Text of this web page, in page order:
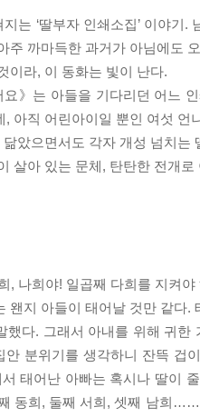
는 ‘딸부자 인쇄소집’ 이야
주 까마득한 과거가 아님에도
이라, 이 동화는 빛이 난다.
요》는 아들을 기다리던 어느
, 아직 어린아이일 뿐인 여섯
았으면서도 각자 개성 넘치
살아 있는 문체, 탄탄한 전개
, 나희야! 일곱째 다희를 지켜야
왠지 아들이 태어날 것만 같다
했다. 그래서 아내를 위해 귀
분위기를 생각하니 잔뜩 겁
태어난 아빠는 혹시나 딸이
동희, 둘째 서희, 셋째 남희